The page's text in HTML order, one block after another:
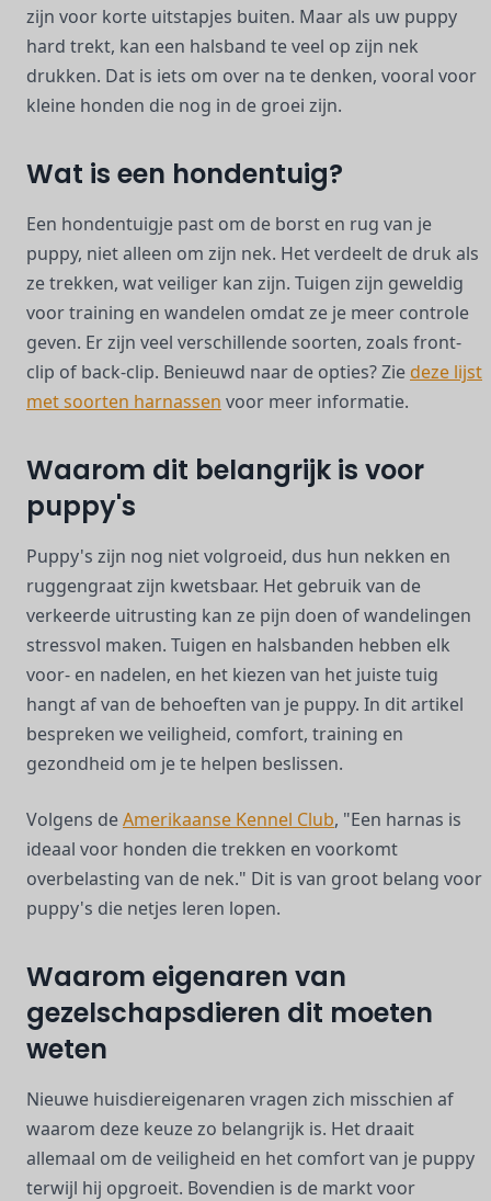
zijn voor korte uitstapjes buiten. Maar als uw puppy
hard trekt, kan een halsband te veel op zijn nek
drukken. Dat is iets om over na te denken, vooral voor
kleine honden die nog in de groei zijn.
Wat is een hondentuig?
Een hondentuigje past om de borst en rug van je
puppy, niet alleen om zijn nek. Het verdeelt de druk als
ze trekken, wat veiliger kan zijn. Tuigen zijn geweldig
voor training en wandelen omdat ze je meer controle
geven. Er zijn veel verschillende soorten, zoals front-
clip of back-clip. Benieuwd naar de opties? Zie deze lijst
met soorten harnassen voor meer informatie.
Waarom dit belangrijk is voor
puppy's
Puppy's zijn nog niet volgroeid, dus hun nekken en
ruggengraat zijn kwetsbaar. Het gebruik van de
verkeerde uitrusting kan ze pijn doen of wandelingen
stressvol maken. Tuigen en halsbanden hebben elk
voor- en nadelen, en het kiezen van het juiste tuig
hangt af van de behoeften van je puppy. In dit artikel
bespreken we veiligheid, comfort, training en
gezondheid om je te helpen beslissen.
Volgens deAmerikaanse Kennel Club, "Een harnas is
ideaal voor honden die trekken en voorkomt
overbelasting van de nek." Dit is van groot belang voor
puppy's die netjes leren lopen.
Waarom eigenaren van
gezelschapsdieren dit moeten
weten
Nieuwe huisdiereigenaren vragen zich misschien af
waarom deze keuze zo belangrijk is. Het draait
allemaal om de veiligheid en het comfort van je puppy
terwijl hij opgroeit. Bovendien is de markt voor